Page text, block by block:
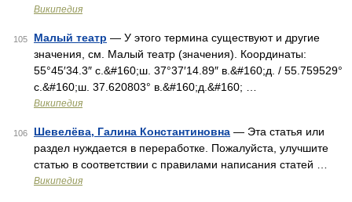
Википедия
105 Малый театр — У этого термина существуют и другие
значения, см. Малый театр (значения). Координаты:
55°45′34.3″ с.&#160;ш. 37°37′14.89″ в.&#160;д. / 55.759529°
с.&#160;ш. 37.620803° в.&#160;д.&#160; …
Википедия
106 Шевелёва, Галина Константиновна — Эта статья или
раздел нуждается в переработке. Пожалуйста, улучшите
статью в соответствии с правилами написания статей …
Википедия